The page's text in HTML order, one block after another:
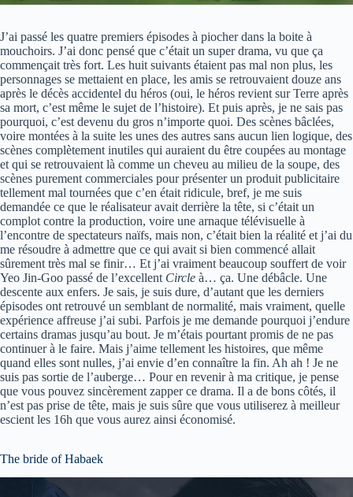
J’ai passé les quatre premiers épisodes à piocher dans la boite à
mouchoirs. J’ai donc pensé que c’était un super drama, vu que ça
commençait très fort. Les huit suivants étaient pas mal non plus, les
personnages se mettaient en place, les amis se retrouvaient douze ans
après le décès accidentel du héros (oui, le héros revient sur Terre après
sa mort, c’est même le sujet de l’histoire). Et puis après, je ne sais pas
pourquoi, c’est devenu du gros n’importe quoi. Des scènes bâclées,
voire montées à la suite les unes des autres sans aucun lien logique, des
scènes complètement inutiles qui auraient du être coupées au montage
et qui se retrouvaient là comme un cheveu au milieu de la soupe, des
scènes purement commerciales pour présenter un produit publicitaire
tellement mal tournées que c’en était ridicule, bref, je me suis
demandée ce que le réalisateur avait derrière la tête, si c’était un
complot contre la production, voire une arnaque télévisuelle à
l’encontre de spectateurs naïfs, mais non, c’était bien la réalité et j’ai du
me résoudre à admettre que ce qui avait si bien commencé allait
sûrement très mal se finir… Et j’ai vraiment beaucoup souffert de voir
Yeo Jin-Goo passé de l’excellent Circle à… ça. Une débâcle. Une
descente aux enfers. Je sais, je suis dure, d’autant que les derniers
épisodes ont retrouvé un semblant de normalité, mais vraiment, quelle
expérience affreuse j’ai subi. Parfois je me demande pourquoi j’endure
certains dramas jusqu’au bout. Je m’étais pourtant promis de ne pas
continuer à le faire. Mais j’aime tellement les histoires, que même
quand elles sont nulles, j’ai envie d’en connaître la fin. Ah ah ! Je ne
suis pas sortie de l’auberge… Pour en revenir à ma critique, je pense
que vous pouvez sincèrement zapper ce drama. Il a de bons côtés, il
n’est pas prise de tête, mais je suis sûre que vous utiliserez à meilleur
escient les 16h que vous aurez ainsi économisé.
The bride of Habaek